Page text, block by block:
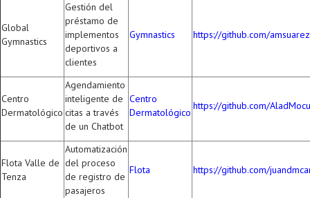
Global
Gymnastics
Gestión del
préstamo de
implementos
deportivos a
clientes
Gymnastics https://github.com/
Centro
Dermatológico
Agendamiento
inteligente de
citas a través
de un Chatbot
Centro
Dermatológico
https://github.com/
Flota Valle de
Tenza
Automatización
del proceso
de registro de
pasajeros
Flota https://github.com/